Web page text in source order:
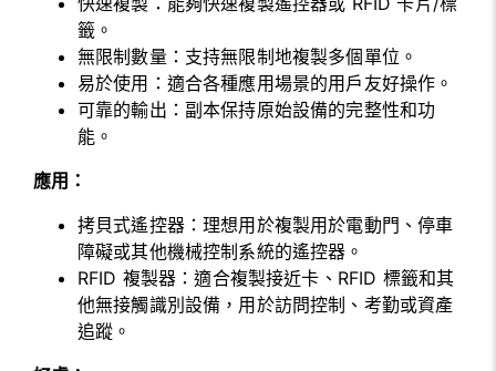
籤。
無限制數量：支持無限制地複製多個單位。
易於使用：適合各種應用場景的用戶友好操作。
可靠的輸出：副本保持原始設備的完整性和功
能。
應用：
拷貝式遙控器：理想用於複製用於電動門、停車
障礙或其他機械控制系統的遙控器。
RFID 複製器：適合複製接近卡、RFID 標籤和其
他無接觸識別設備，用於訪問控制、考勤或資產
追蹤。